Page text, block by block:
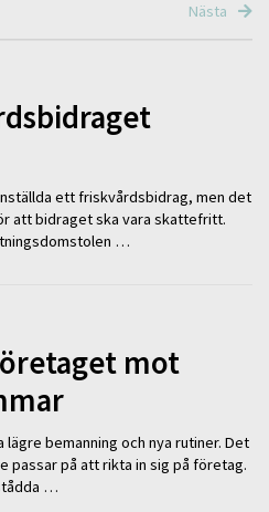
Nästa
ett friskvårdsbidrag, men det
att bidraget ska vara skattefritt.
…
mot
bemanning och nya rutiner. Det
passar på att rikta in sig på företag.
…